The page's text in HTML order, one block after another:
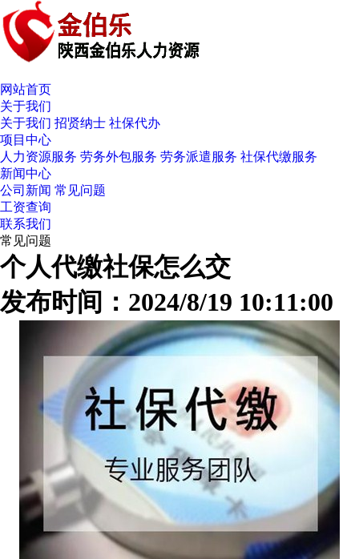
网站首页
关于我们
关于我们 招贤纳士 社保代办
项目中心
人力资源服务 劳务外包服务 劳务派遣服务 社保代缴服务
新闻中心
公司新闻 常见问题
工资查询
联系我们
常见问题
个人代缴社保怎么交
发布时间：2024/8/19 10:11:00